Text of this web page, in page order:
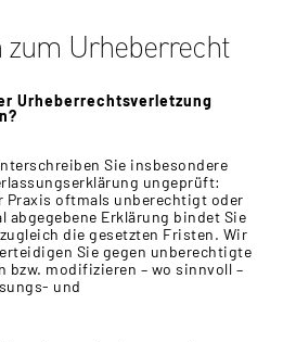
zum Urheberrecht
Urheberrechtsverletzung
Sie insbesondere
ungeprüft:
Praxis oftmals unberechtigt oder
abgegebene Erklärung bindet Sie
die gesetzten Fristen. Wir
Sie gegen unberechtigte
bzw. modifizieren – wo sinnvoll –
und